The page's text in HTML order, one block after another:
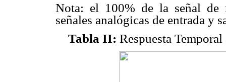
Nota: el 100% de la señal de
señales analógicas de entrada y
Tabla II: Respuesta